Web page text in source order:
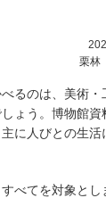
栗林
るのは、美術・
ょう。博物館資
に人びとの生活
べてを対象とし